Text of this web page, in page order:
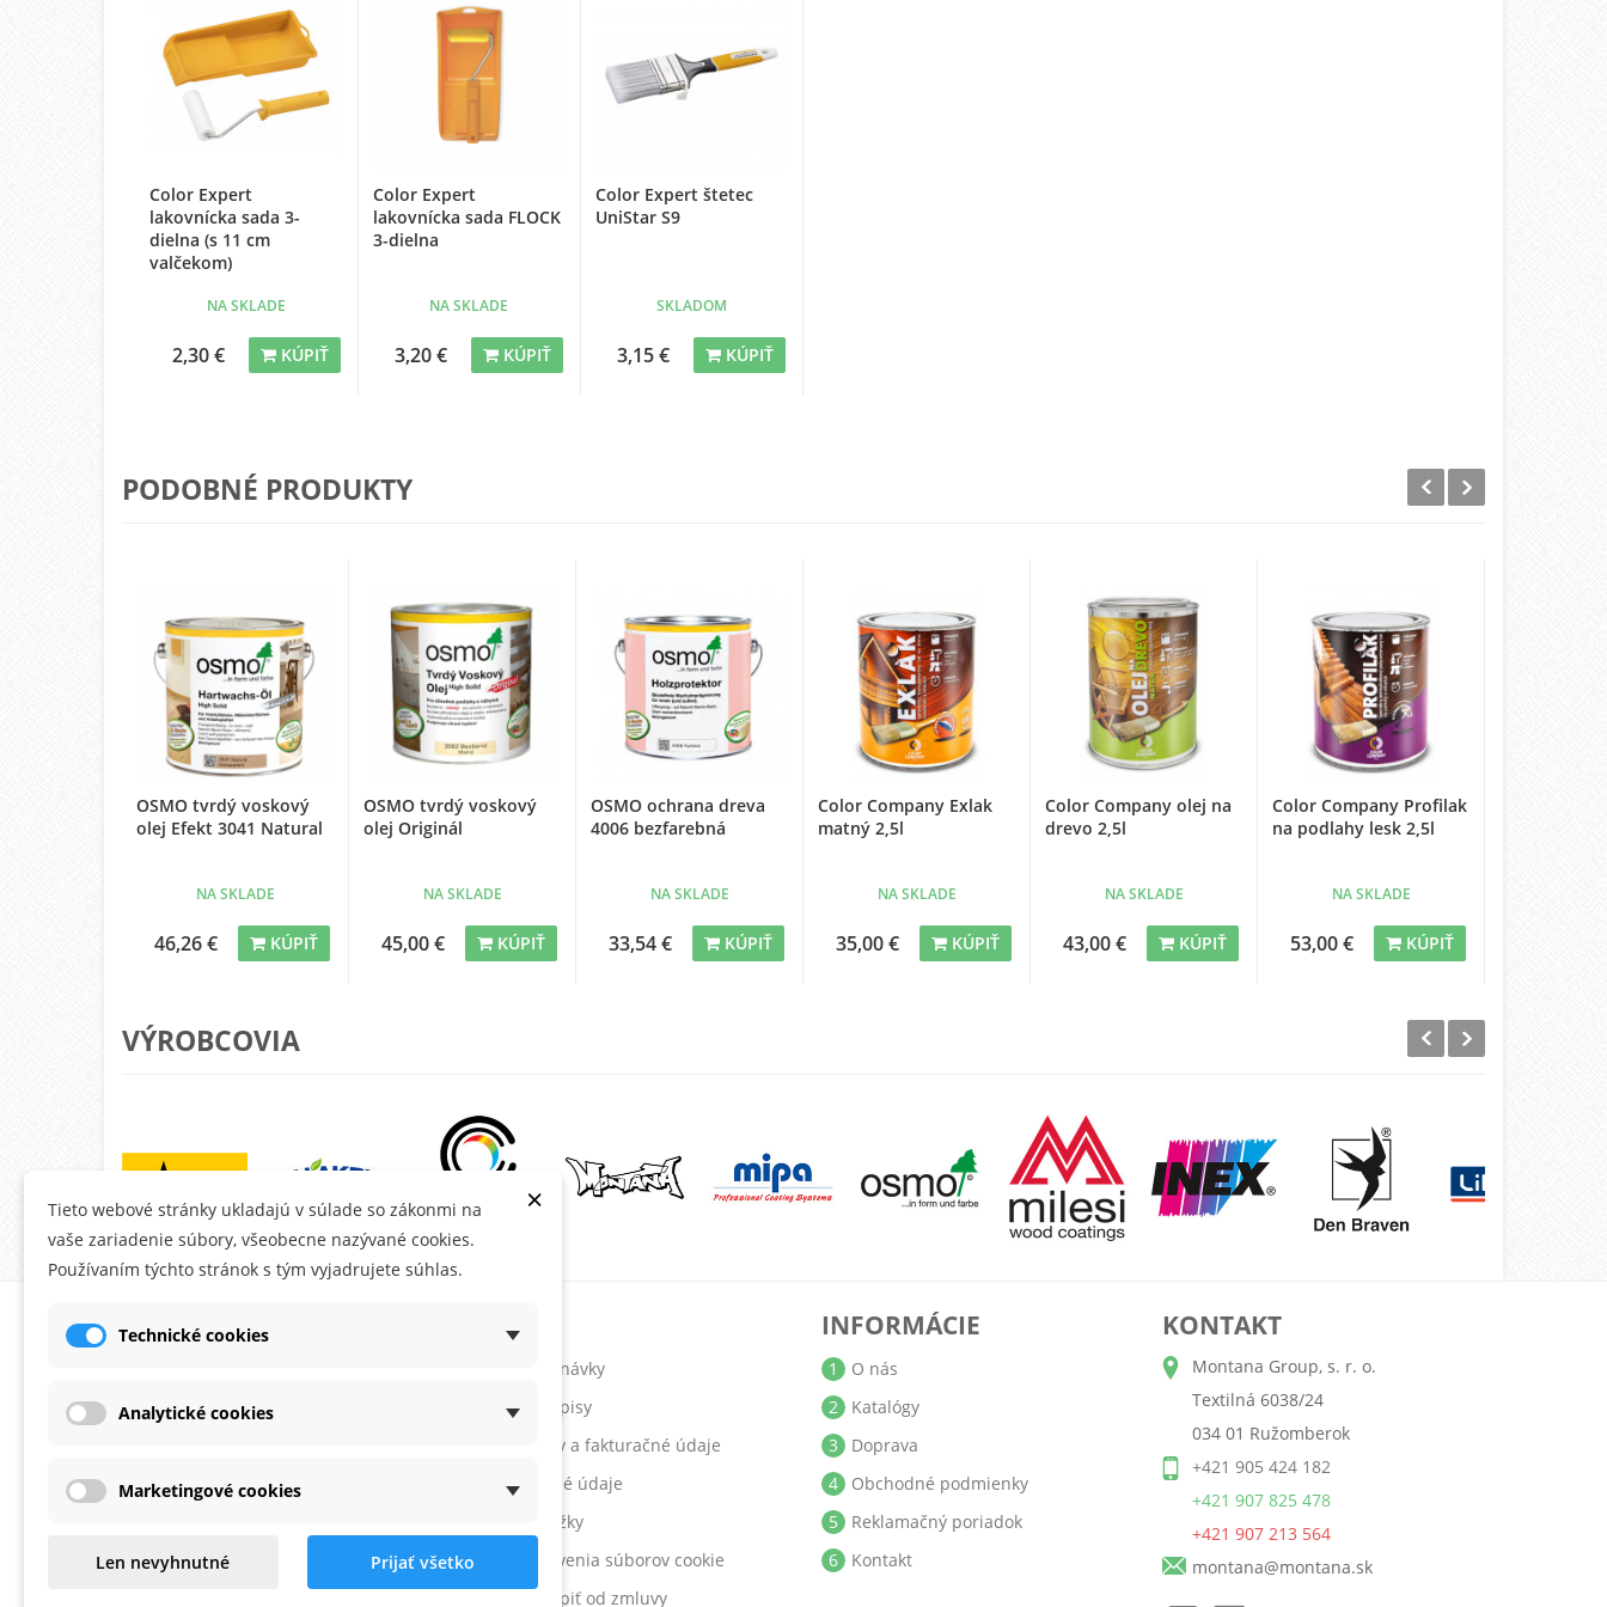
Color Expert
lakovnícka sada 3-
dielna (s 11 cm
valčekom)
NA SKLADE
2,30 € KÚPIŤ
Color Expert
lakovnícka sada FLOCK
3-dielna
NA SKLADE
3,20 € KÚPIŤ
Color Expert štetec
UniStar S9
SKLADOM
3,15 € KÚPIŤ
PODOBNÉ PRODUKTY
OSMO tvrdý voskový
olej Efekt 3041 Natural
NA SKLADE
46,26 € KÚPIŤ
OSMO tvrdý voskový
olej Originál
NA SKLADE
45,00 € KÚPIŤ
OSMO ochrana dreva
4006 bezfarebná
NA SKLADE
33,54 € KÚPIŤ
Color Company Exlak
matný 2,5l
NA SKLADE
35,00 € KÚPIŤ
Color Company olej na
drevo 2,5l
NA SKLADE
43,00 € KÚPIŤ
Color Company Profilak
na podlahy lesk 2,5l
NA SKLADE
53,00 € KÚPIŤ
VÝROBCOVIA
O MONTANA.SK
Zaoberáme sa predajom fasádnych
omietok a farieb už viac ako 20 rokov.
ÚČET
Objednávky
Dobropisy
Adresy a fakturačné údaje
Osobné údaje
Poukážky
Nastavenia súborov cookie
Odstúpiť od zmluvy
INFORMÁCIE
O nás
1
Katalógy
2
Doprava
3
Obchodné podmienky
4
Reklamačný poriadok
5
Kontakt
6
KONTAKT
Montana Group, s. r. o.
Textilná 6038/24
034 01 Ružomberok
+421 905 424 182
+421 907 825 478
+421 907 213 564
montana@montana.sk
×
Tieto webové stránky ukladajú v súlade so zákonmi na
vaše zariadenie súbory, všeobecne nazývané cookies.
Používaním týchto stránok s tým vyjadrujete súhlas.
Technické cookies
Analytické cookies
Marketingové cookies
Len nevyhnutné Prijať všetko